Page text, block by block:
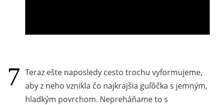
Teraz ešte naposledy cesto trochu vyformujeme,
aby z neho vznikla čo najkrajšia guľôčka s jemným,
hladkým povrchom. Nepreháňame to s